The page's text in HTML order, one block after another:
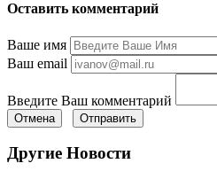
Оставить комментарий
Ваше имя
Ваш email
Введите Ваш комментарий
Отмена Отправить
Другие Новости